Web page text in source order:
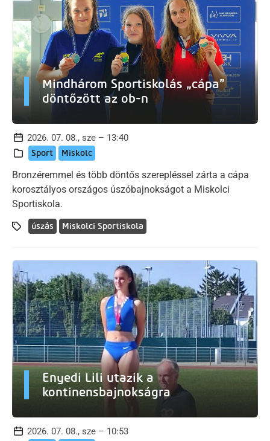
Mindhárom Sportiskolás „cápa”
döntőzött az ob-n
2026. 07. 08., sze – 13:40
Sport Miskolc
Bronzéremmel és több döntős szerepléssel zárta a cápa
korosztályos országos úszóbajnokságot a Miskolci
Sportiskola.
úszás Miskolci Sportiskola
Enyedi Lili utazik a
kontinensbajnokságra
2026. 07. 08., sze – 10:53